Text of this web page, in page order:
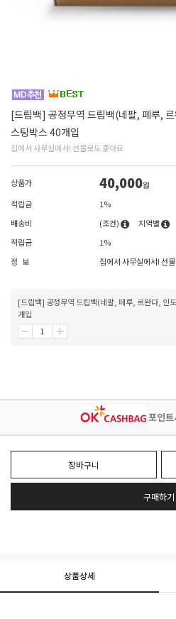
[드립백] 공정무역 드립백(네팔, 페루,
스팅박스 40개입
집에서 사무실에서! 선물로도 좋아요
상품가 40,000원
적립금
1%
배송비
(조건)
지역별
적립금
1%
정 보
집에서 사무실에서! 선
[드립백] 공정무역 드립백(네팔, 페루, 르완다, 인
개입
포인
장바구니
구매하기
상품상세